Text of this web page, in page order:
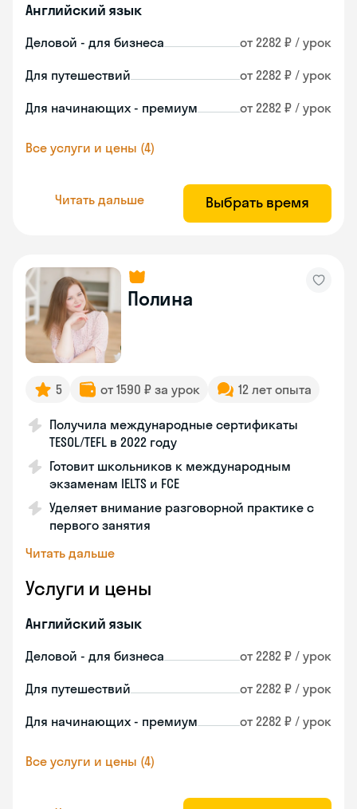
Английский язык
Деловой - для бизнеса от 2282 ₽ / урок
Для путешествий от 2282 ₽ / урок
Для начинающих - премиум от 2282 ₽ / урок
Все услуги и цены (4)
Читать дальше Выбрать время
Полина
5 от 1590 ₽ за урок 12 лет опыта
Получила международные сертификаты
TESOL/TEFL в 2022 году
Готовит школьников к международным
экзаменам IELTS и FCE
Уделяет внимание разговорной практике с
первого занятия
Читать дальше
Услуги и цены
Английский язык
Деловой - для бизнеса от 2282 ₽ / урок
Для путешествий от 2282 ₽ / урок
Для начинающих - премиум от 2282 ₽ / урок
Все услуги и цены (4)